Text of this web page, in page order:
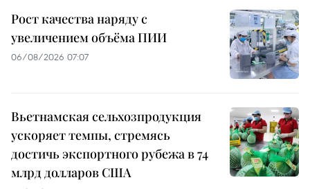
Рост качества наряду с
увеличением объёма ПИИ
06/08/2026 07:07
Вьетнамская сельхозпродукция
ускоряет темпы, стремясь
достичь экспортного рубежа в 74
млрд долларов США